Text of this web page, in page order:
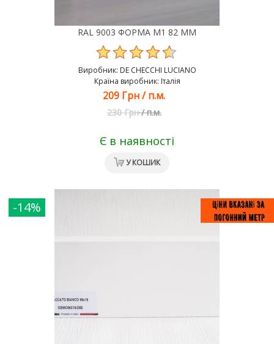
RAL 9003 ФОРМА M1 82 ММ
Виробник: DE CHEСCHI LUCIANO
Країна виробник: Італія
209 Грн/п.м.
230 Грн /п.м.
Є в наявності
У КОШИК
-14%